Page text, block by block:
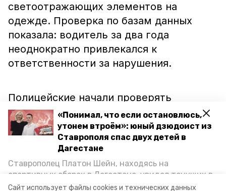
Сайт использует файлы cookies и технических данных
«Понимал, что если остановлюсь,
утонем втроём»: юный дзюдоист из
Ставрополя спас двух детей в
Дагестане
Ставрополец Платон Шейн, находясь на
спортивных сборах в Дегестане, увидел тонущих в
Каспийском море детей и бросился на помощь. По
светоотражающих элементов на
одежде. Проверка по базам данных
показала: водитель за два года
неоднократно привлекался к
ответственности за нарушения.
Полицейские начали проверять
обстоятельства аварии. По итогам
установят степень ответственности
участников.
Ранее в Минераловодском округе
автомобильсбилюного велосипедиста.